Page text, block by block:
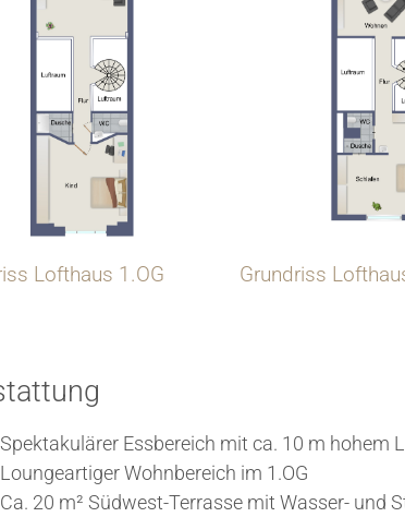
Lofthaus 1.OG Grundriss
Spektakulärer Essbereich mit ca. 10 m hohem
Loungeartiger Wohnbereich im 1.OG
Ca. 20 m² Südwest-Terrasse mit Wasser- und